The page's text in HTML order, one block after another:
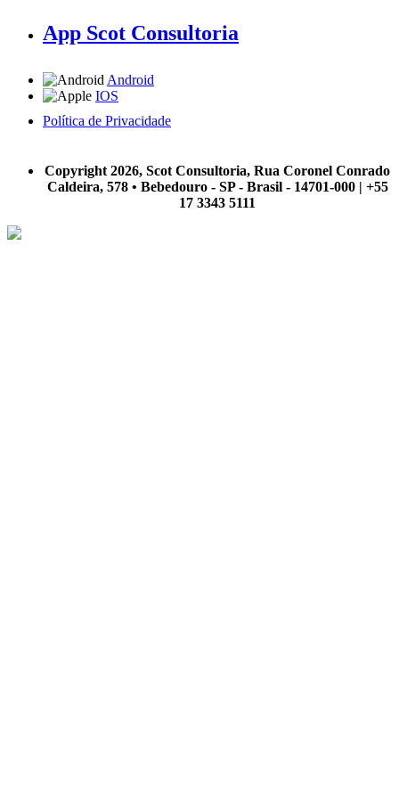
App Scot Consultoria
Android
IOS
Política de Privacidade
Copyright 2026, Scot Consultoria, Rua Coronel Conrado
Caldeira, 578 • Bebedouro - SP - Brasil - 14701-000 | +55
17 3343 5111